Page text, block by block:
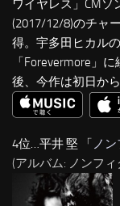
ワイヤレス」CMソ
(2017/12/8)のチャ
得。宇多田ヒカル
「Forevermore」
後、今作は初日か
4位…平井 堅 「 ノ
(アルバム: ノンフィ